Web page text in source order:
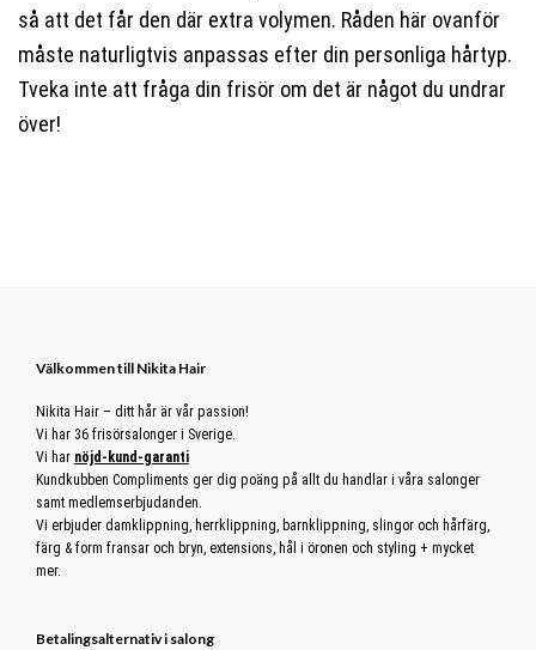
så att det får den där extra volymen. Råden här ovanför
måste naturligtvis anpassas efter din personliga hårtyp.
Tveka inte att fråga din frisör om det är något du undrar
över!
Footer
Välkommen till Nikita Hair
Nikita Hair – ditt hår är vår passion!
Vi har 36 frisörsalonger i Sverige.
Vi har nöjd-kund-garanti
Kundkubben Compliments ger dig poäng på allt du handlar i våra salonger
samt medlemserbjudanden.
Vi erbjuder damklippning, herrklippning, barnklippning, slingor och hårfärg,
färg & form fransar och bryn, extensions, hål i öronen och styling + mycket
mer.
Betalingsalternativ i salong